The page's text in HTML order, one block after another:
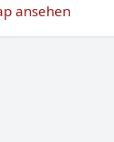
ansehen